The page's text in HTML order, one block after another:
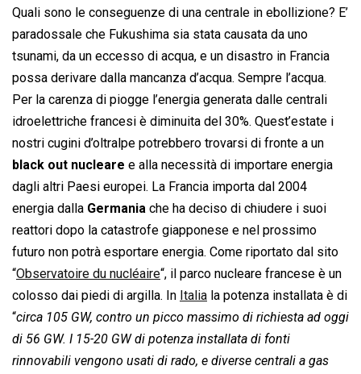
Quali sono le conseguenze di una centrale in ebollizione? E’
paradossale che Fukushima sia stata causata da uno
tsunami, da un eccesso di acqua, e un disastro in Francia
possa derivare dalla mancanza d’acqua. Sempre l’acqua.
Per la carenza di piogge l’energia generata dalle centrali
idroelettriche francesi è diminuita del 30%. Quest’estate i
nostri cugini d’oltralpe potrebbero trovarsi di fronte a un
black out nucleare e alla necessità di importare energia
dagli altri Paesi europei. La Francia importa dal 2004
energia dalla Germania che ha deciso di chiudere i suoi
reattori dopo la catastrofe giapponese e nel prossimo
futuro non potrà esportare energia. Come riportato dal sito
“Observatoire du nucléaire“, il parco nucleare francese è un
colosso dai piedi di argilla. In Italia la potenza installata è di
“circa 105 GW, contro un picco massimo di richiesta ad oggi
di 56 GW. I 15-20 GW di potenza installata di fonti
rinnovabili vengono usati di rado, e diverse centrali a gas